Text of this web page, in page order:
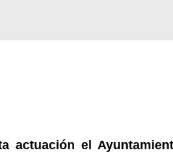
actuación el